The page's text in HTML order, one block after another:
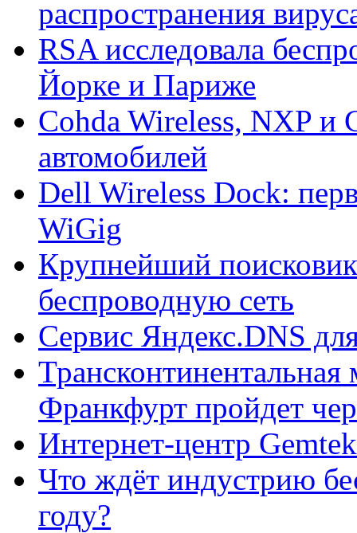
распространения
RSA исследовала
Йорке и Париже
Cohda Wireless, NXP и
автомобилей
Dell Wireless Dock:
WiGig
Крупнейший
беспроводную сеть
Сервис Яндекс.DNS
Трансконтинентальная
Франкфурт пройдет
Интернет-центр
Что ждёт индустрию
году?